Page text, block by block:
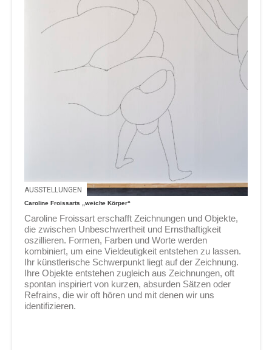
AUSSTELLUNGEN
Caroline Froissarts „weiche Körper“
Caroline Froissart erschafft Zeichnungen und Objekte,
die zwischen Unbeschwertheit und Ernsthaftigkeit
oszillieren. Formen, Farben und Worte werden
kombiniert, um eine Vieldeutigkeit entstehen zu lassen.
Ihr künstlerische Schwerpunkt liegt auf der Zeichnung.
Ihre Objekte entstehen zugleich aus Zeichnungen, oft
spontan inspiriert von kurzen, absurden Sätzen oder
Refrains, die wir oft hören und mit denen wir uns
identifizieren.